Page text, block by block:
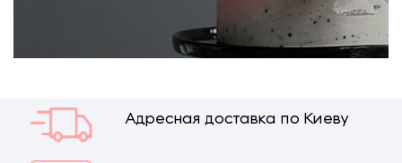
Адресная доставка по Киеву